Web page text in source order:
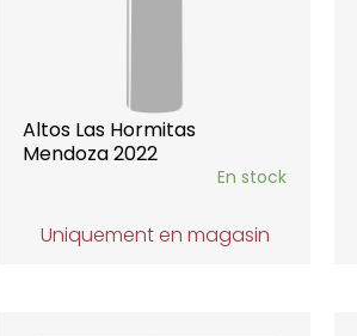
Altos Las Hormitas
Mendoza 2022
En stock
Uniquement en magasin